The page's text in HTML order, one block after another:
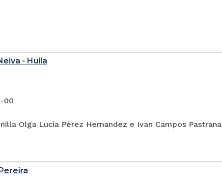
- Huila
00
Olga Lucía Pérez Hernandez e Ivan Campos Pastrana